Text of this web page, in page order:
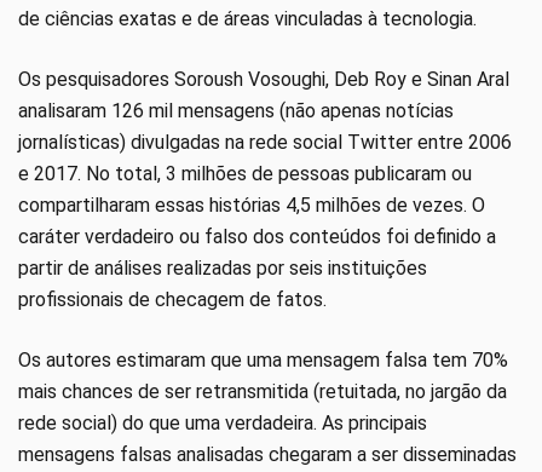
de ciências exatas e de áreas vinculadas à tecnologia.
Os pesquisadores Soroush Vosoughi, Deb Roy e Sinan Aral
analisaram 126 mil mensagens (não apenas notícias
jornalísticas) divulgadas na rede social Twitter entre 2006
e 2017. No total, 3 milhões de pessoas publicaram ou
compartilharam essas histórias 4,5 milhões de vezes. O
caráter verdadeiro ou falso dos conteúdos foi definido a
partir de análises realizadas por seis instituições
profissionais de checagem de fatos.
Os autores estimaram que uma mensagem falsa tem 70%
mais chances de ser retransmitida (retuitada, no jargão da
rede social) do que uma verdadeira. As principais
mensagens falsas analisadas chegaram a ser disseminadas